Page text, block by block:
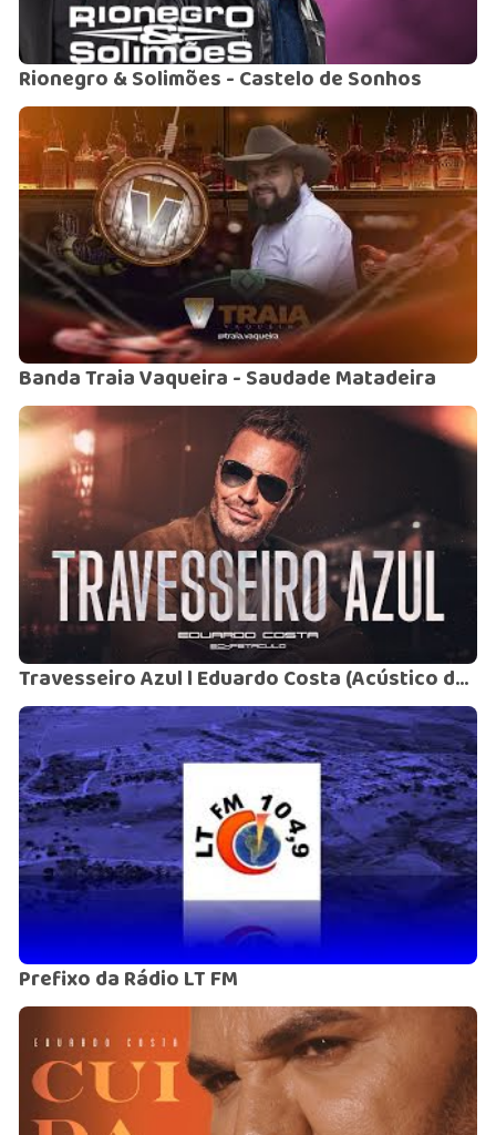
Rionegro & Solimões - Castelo de Sonhos
Banda Traia Vaqueira - Saudade Matadeira
Travesseiro Azul l Eduardo Costa (Acústico do Rei)
Prefixo da Rádio LT FM